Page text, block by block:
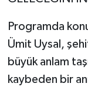
Programda
Ümit Uysal,
büyük anlam
kaybeden bir